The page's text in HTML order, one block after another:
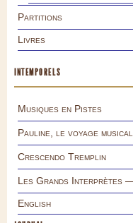
Partitions
Livres
INTEMPORELS
Musiques en Pistes
Pauline, le voyage musical
Crescendo Tremplin
Les Grands Interprètes
English